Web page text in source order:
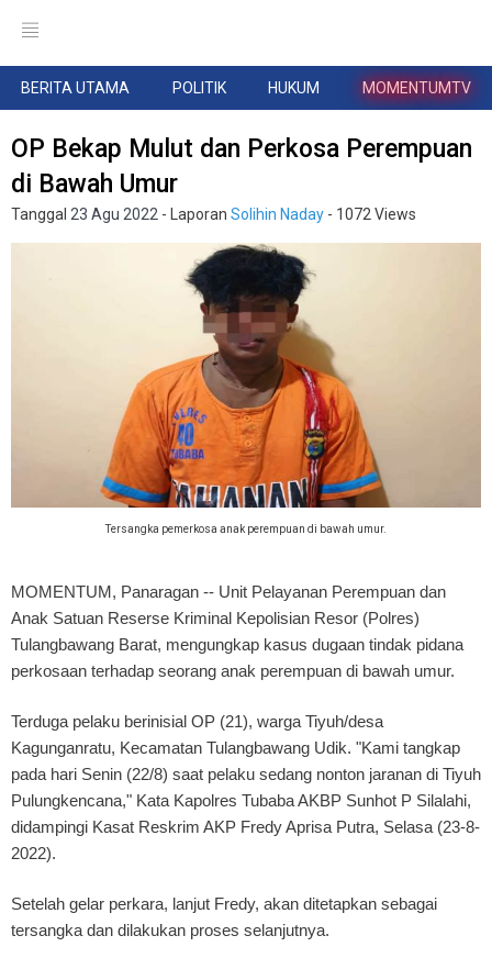
BERITA UTAMA POLITIK HUKUM MOMENTUMTV
OP Bekap Mulut dan Perkosa Perempuan
di Bawah Umur
Tanggal 23 Agu 2022 - Laporan Solihin Naday - 1072 Views
Tersangka pemerkosa anak perempuan di bawah umur.
MOMENTUM, Panaragan -- Unit Pelayanan Perempuan dan
Anak Satuan Reserse Kriminal Kepolisian Resor (Polres)
Tulangbawang Barat, mengungkap kasus dugaan tindak pidana
perkosaan terhadap seorang anak perempuan di bawah umur.
Terduga pelaku berinisial OP (21), warga Tiyuh/desa
Kagunganratu, Kecamatan Tulangbawang Udik. "Kami tangkap
pada hari Senin (22/8) saat pelaku sedang nonton jaranan di Tiyuh
Pulungkencana," Kata Kapolres Tubaba AKBP Sunhot P Silalahi,
didampingi Kasat Reskrim AKP Fredy Aprisa Putra, Selasa (23-8-
2022).
Setelah gelar perkara, lanjut Fredy, akan ditetapkan sebagai
tersangka dan dilakukan proses selanjutnya.